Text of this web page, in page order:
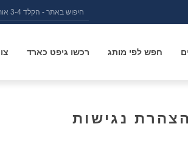
חפש לפי מותג רכשו גיפט כארד
הצהרת נגישות